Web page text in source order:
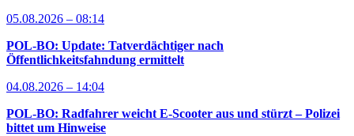
05.08.2026 – 08:14
POL-BO: Update: Tatverdächtiger nach
Öffentlichkeitsfahndung ermittelt
04.08.2026 – 14:04
POL-BO: Radfahrer weicht E-Scooter aus und stürzt – Polizei
bittet um Hinweise